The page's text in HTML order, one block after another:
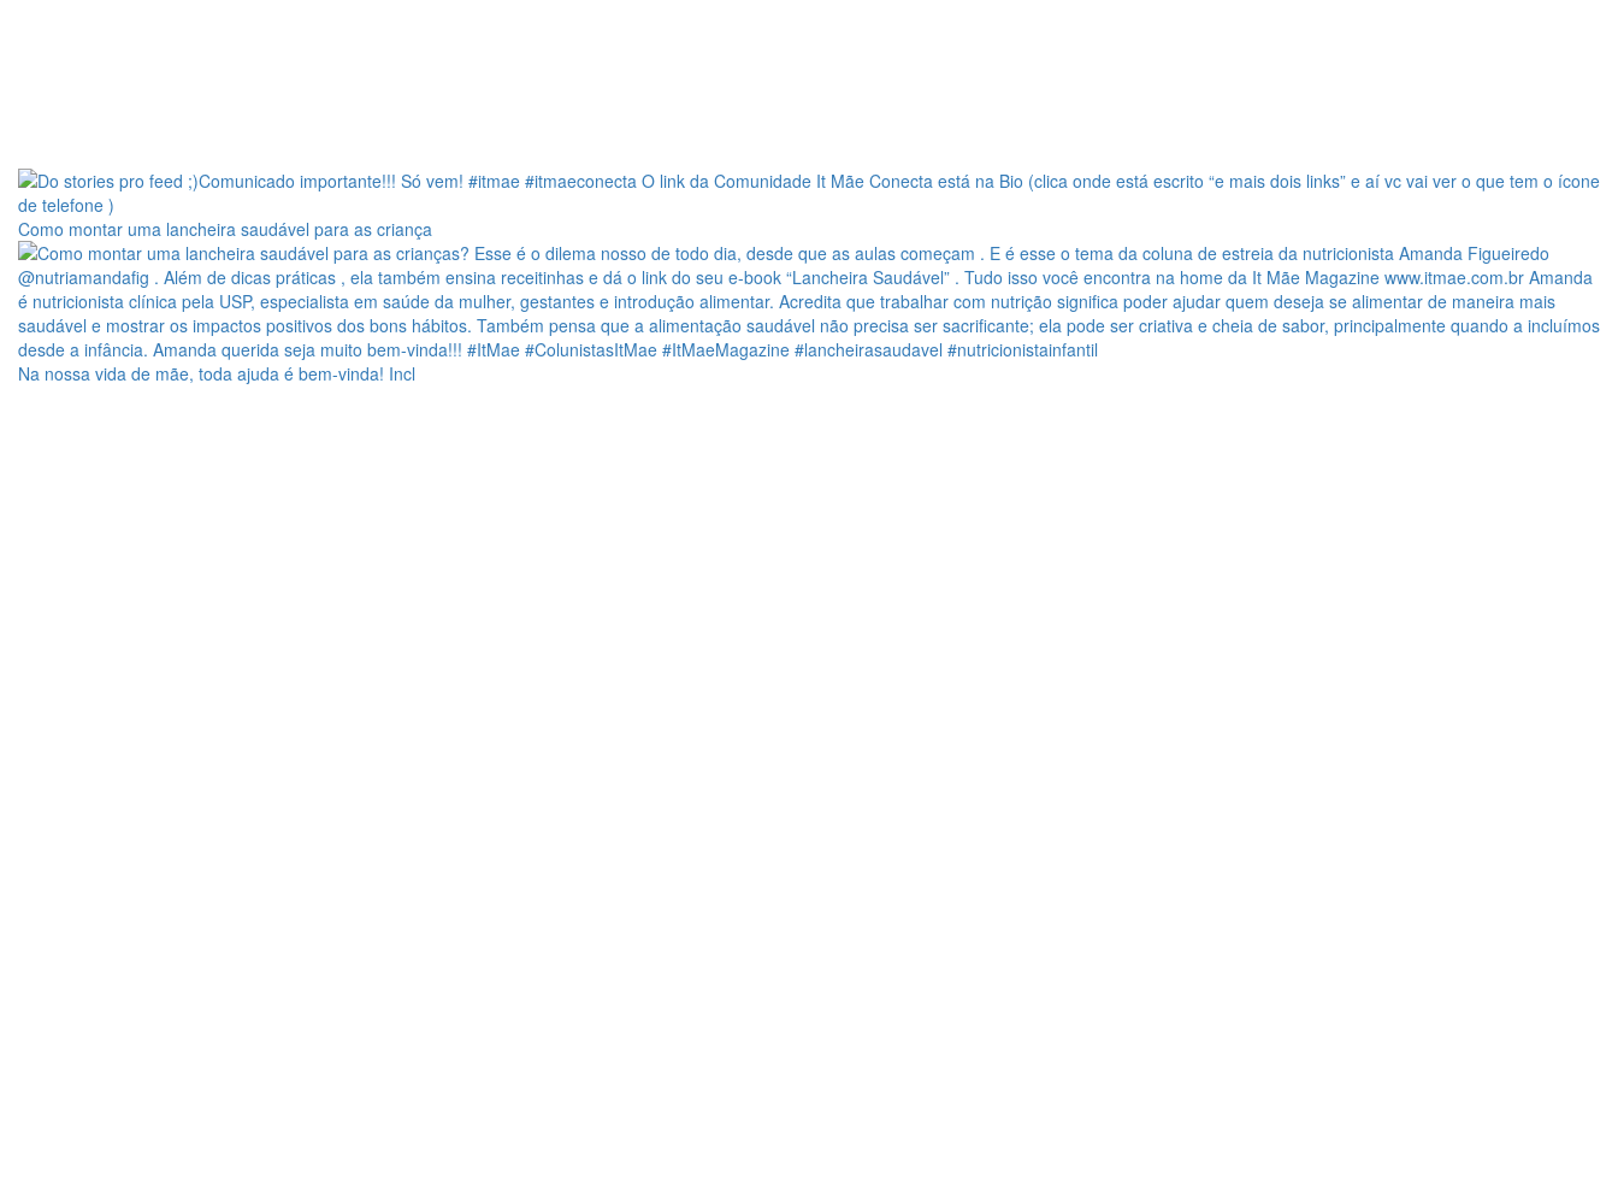
Como montar uma lancheira saudável para as criança
Na nossa vida de mãe, toda ajuda é bem-vinda! Incl